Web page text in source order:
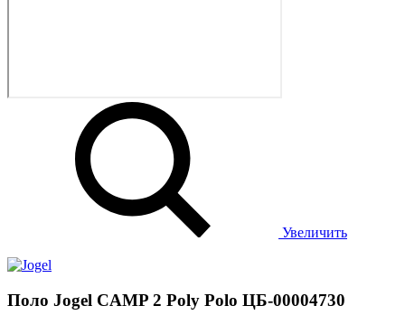
Увеличить
Поло Jogel CAMP 2 Poly Polo ЦБ-00004730